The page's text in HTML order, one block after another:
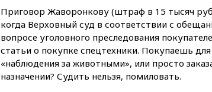
Приговор Жаворонкову (штраф в 15 тысяч
когда Верховный суд в соответствии с
вопросе уголовного преследования
статьи о покупке спецтехники. Покупаешь
«наблюдения за животными», или просто
назначении? Судить нельзя, помиловать.